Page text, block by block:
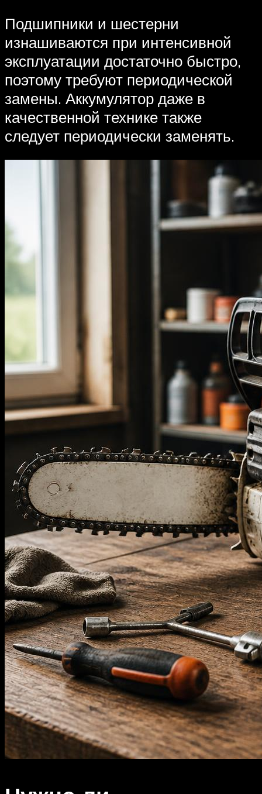
Подшипники и шестерни
изнашиваются при интенсивной
эксплуатации достаточно быстро,
поэтому требуют периодической
замены. Аккумулятор даже в
качественной технике также
следует периодически заменять.